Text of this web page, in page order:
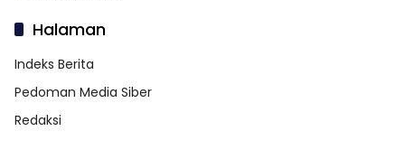
Halaman
Indeks Berita
Pedoman Media Siber
Redaksi